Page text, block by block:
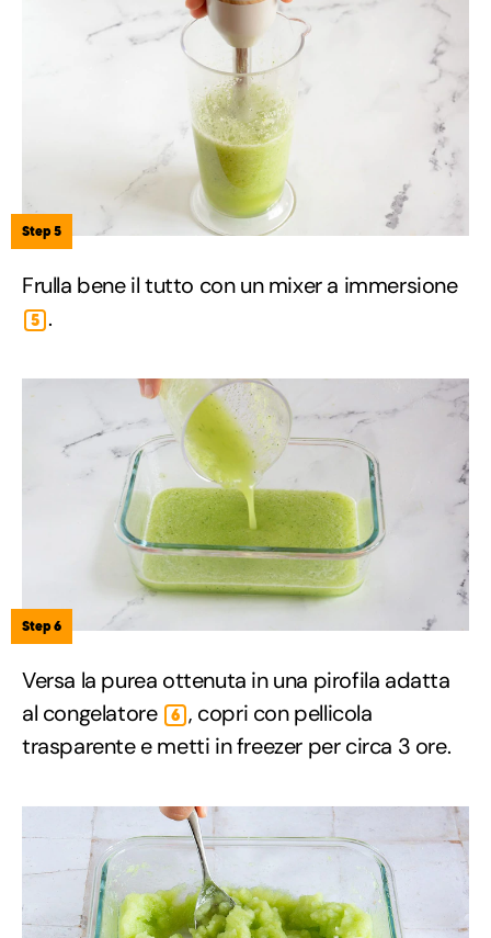
Step 5
Frulla bene il tutto con un mixer a immersione
5 .
Step 6
Versa la purea ottenuta in una pirofila adatta
al congelatore
6 , copri con pellicola
trasparente e metti in freezer per circa 3 ore.